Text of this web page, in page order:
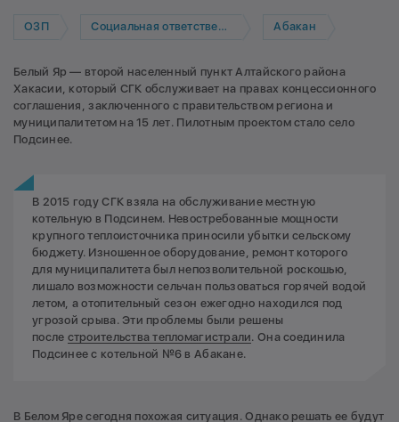
ОЗП Социальная ответственность Абакан
Белый Яр — второй населенный пункт Алтайского района
Хакасии, который СГК обслуживает на правах концессионного
соглашения, заключенного с правительством региона и
муниципалитетом на 15 лет. Пилотным проектом стало село
Подсинее.
В 2015 году СГК взяла на обслуживание местную
котельную в Подсинем. Невостребованные мощности
крупного теплоисточника приносили убытки сельскому
бюджету. Изношенное оборудование, ремонт которого
для муниципалитета был непозволительной роскошью,
лишало возможности сельчан пользоваться горячей водой
летом, а отопительный сезон ежегодно находился под
угрозой срыва. Эти проблемы были решены
после строительства тепломагистрали. Она соединила
Подсинее с котельной №6 в Абакане.
В Белом Яре сегодня похожая ситуация. Однако решать ее будут